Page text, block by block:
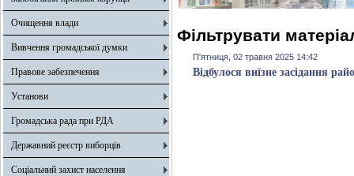
Очищення влади
Вивчення громадської думки
Правове забезпечення
Установи
Громадська рада при РДА
Державний реєстр виборців
Соціальний захист населення
Фільтрувати
П'ятниця, 02 травня 2025 14:42
Відбулося виїзне засідання